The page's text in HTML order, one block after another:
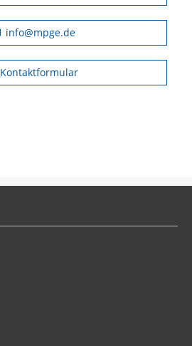
info@mpge.de
Kontaktformular